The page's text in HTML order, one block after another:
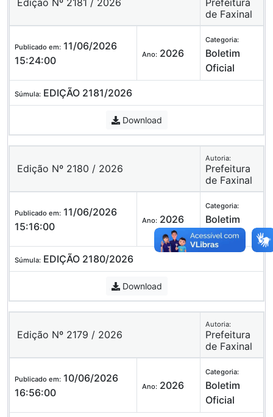
Edição Nº 2181 / 2026
Prefeitura
de Faxinal
Publicado em: 11/06/2026
15:24:00
Ano: 2026
Categoria:
Boletim
Oficial
Súmula: EDIÇÃO 2181/2026
Download
Edição Nº 2180 / 2026
Autoria:
Prefeitura
de Faxinal
Publicado em: 11/06/2026
15:16:00
Ano: 2026
Categoria:
Boletim
Oficial
Súmula: EDIÇÃO 2180/2026
Download
Edição Nº 2179 / 2026
Autoria:
Prefeitura
de Faxinal
Publicado em: 10/06/2026
16:56:00
Ano: 2026
Categoria:
Boletim
Oficial